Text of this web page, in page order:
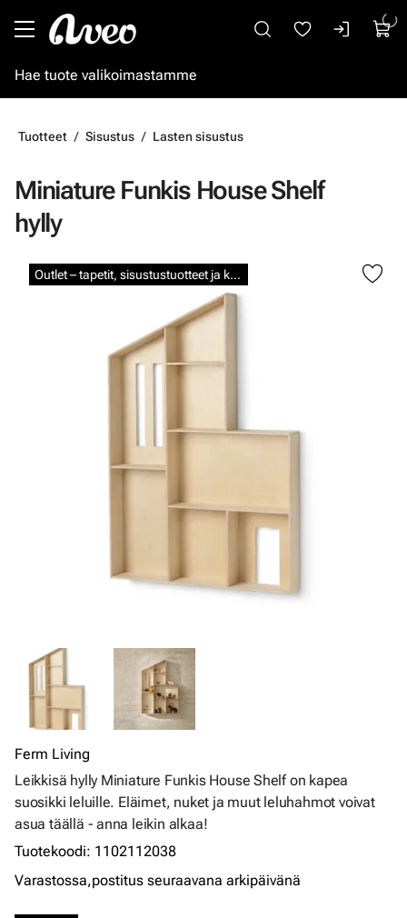
Tuotteet Sisustus Lasten sisustus
Miniature Funkis House Shelf
hylly
Outlet – tapetit, sisustustuotteet ja kalkkimaalit
Ohita kuvat
Ferm Living
Leikkisä hylly Miniature Funkis House Shelf on kapea
suosikki leluille. Eläimet, nuket ja muut leluhahmot voivat
asua täällä - anna leikin alkaa!
Tuotekoodi: 1102112038
Varastossa,postitus seuraavana arkipäivänä